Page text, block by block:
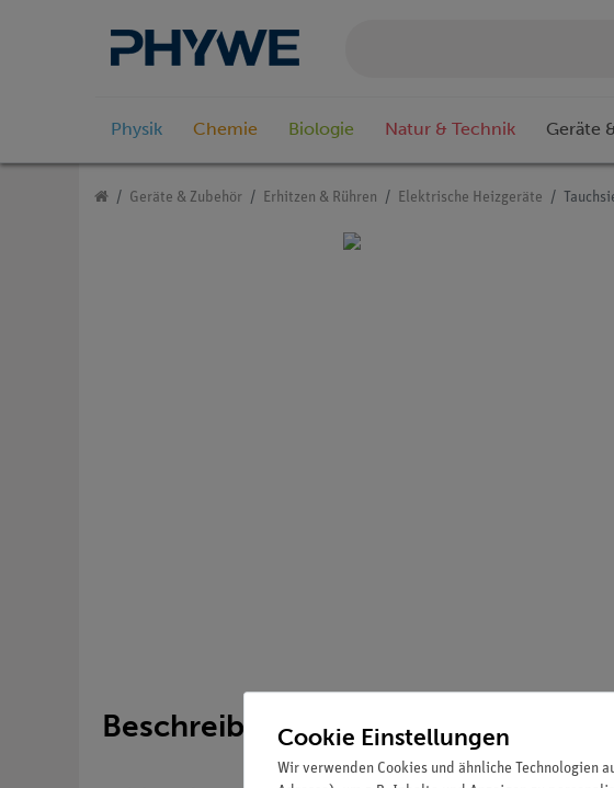
Physik Chemie Biologie Natur & Technik Geräte
Geräte & Zubehör Erhitzen & Rühren Elektrische Heizgeräte
BeschreibungCookie Einstellungen
Wir verwenden Cookies und ähnliche Technologien